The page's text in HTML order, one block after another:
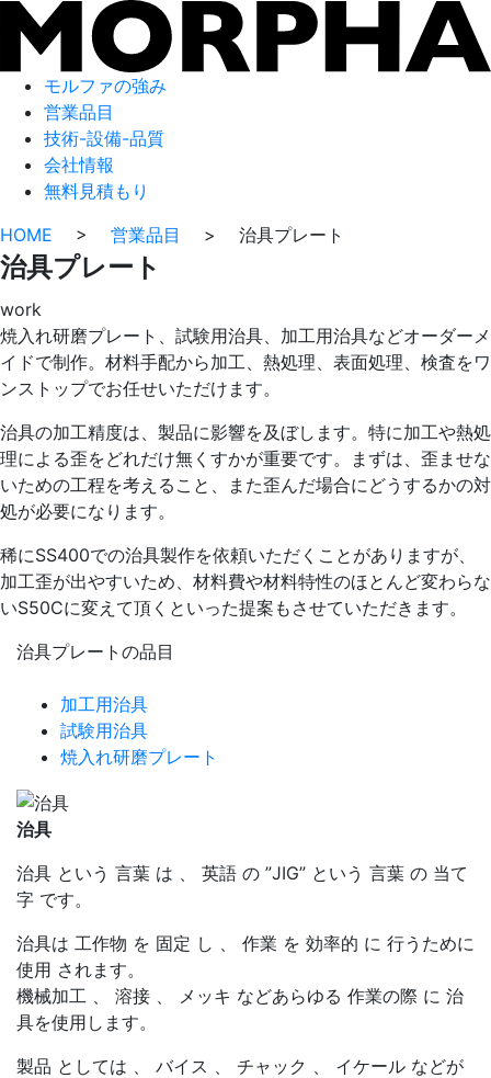
モルファの強み
営業品目
技術-設備-品質
会社情報
無料見積もり
HOME > 営業品目 > 治具プレート
治具プレート
work
焼入れ研磨プレート、試験用治具、加工用治具などオーダーメ
イドで制作。材料手配から加工、熱処理、表面処理、検査をワ
ンストップでお任せいただけます。
治具の加工精度は、製品に影響を及ぼします。特に加工や熱処
理による歪をどれだけ無くすかが重要です。まずは、歪ませな
いための工程を考えること、また歪んだ場合にどうするかの対
処が必要になります。
稀にSS400での治具製作を依頼いただくことがありますが、
加工歪が出やすいため、材料費や材料特性のほとんど変わらな
いS50Cに変えて頂くといった提案もさせていただきます。
治具プレートの品目
加工用治具
試験用治具
焼入れ研磨プレート
治具
治具 という 言葉 は 、 英語 の ”JIG” という 言葉 の 当て
字 です。
治具は 工作物 を 固定 し 、 作業 を 効率的 に 行うために
使用 されます。
機械加工 、 溶接 、 メッキ などあらゆる 作業の際 に 治
具を使用します。
製品 としては 、 バイス 、 チャック 、 イケール などが